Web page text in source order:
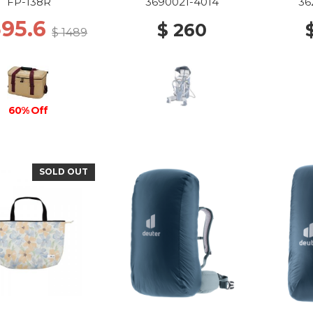
$ 1489
60% Off
$ 260
SOLD OUT